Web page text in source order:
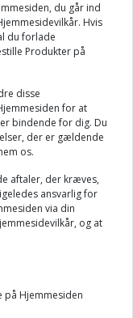
du går ind
Hvis
du forlade
Produkter på
disse
for at
bindende for dig. Du
der er gældende
os.
aftaler, der kræves,
ansvarlig for
via din
og at
på Hjemmesiden